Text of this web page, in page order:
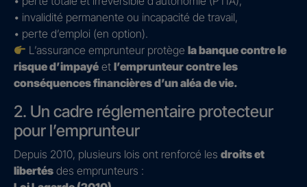
• invalidité permanente ou incapacité de travail,
• perte d’emploi (en option).
L’assurance emprunteur protègela banque contre le
risque d’impayé et l’emprunteur contre les
conséquences financières d’un aléa de vie.
2. Un cadre réglementaire protecteur
pour l’emprunteur
Depuis 2010, plusieurs lois ont renforcé les droits et
libertés des emprunteurs :